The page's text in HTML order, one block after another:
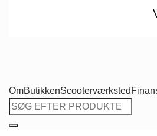
OmButikkenScooterværksted
Søg
efter: